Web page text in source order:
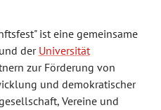
ist eine gemeinsame
der Universität
zur Förderung von
und demokratischer
Vereine und